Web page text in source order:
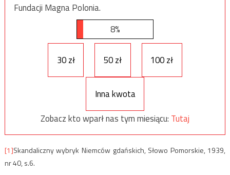
Fundacji Magna Polonia.
8%
30 zł 50 zł 100 zł
Inna kwota
Zobacz kto wparł nas tym miesiącu: Tutaj
[1]Skandaliczny wybryk Niemców gdańskich, Słowo Pomorskie, 1939,
nr 40, s.6.